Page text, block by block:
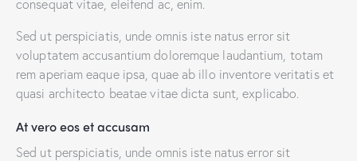
Sed ut perspiciatis, unde omnis iste natus error sit
voluptatem accusantium doloremque laudantium, totam
rem aperiam eaque ipsa, quae ab illo inventore veritatis et
quasi architecto beatae vitae dicta sunt, explicabo.
At vero eos et accusam
Sed ut perspiciatis, unde omnis iste natus error sit